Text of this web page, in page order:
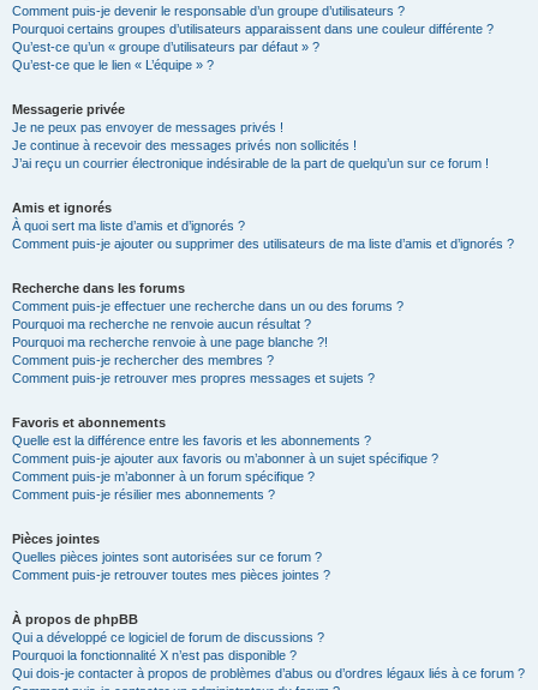
Comment puis-je devenir le responsable d’un groupe d’utilisateurs ?
Pourquoi certains groupes d’utilisateurs apparaissent dans une couleur différente ?
Qu’est-ce qu’un « groupe d’utilisateurs par défaut » ?
Qu’est-ce que le lien « L’équipe » ?
Messagerie privée
Je ne peux pas envoyer de messages privés !
Je continue à recevoir des messages privés non sollicités !
J’ai reçu un courrier électronique indésirable de la part de quelqu’un sur ce forum !
Amis et ignorés
À quoi sert ma liste d’amis et d’ignorés ?
Comment puis-je ajouter ou supprimer des utilisateurs de ma liste d’amis et d’ignorés ?
Recherche dans les forums
Comment puis-je effectuer une recherche dans un ou des forums ?
Pourquoi ma recherche ne renvoie aucun résultat ?
Pourquoi ma recherche renvoie à une page blanche ?!
Comment puis-je rechercher des membres ?
Comment puis-je retrouver mes propres messages et sujets ?
Favoris et abonnements
Quelle est la différence entre les favoris et les abonnements ?
Comment puis-je ajouter aux favoris ou m’abonner à un sujet spécifique ?
Comment puis-je m’abonner à un forum spécifique ?
Comment puis-je résilier mes abonnements ?
Pièces jointes
Quelles pièces jointes sont autorisées sur ce forum ?
Comment puis-je retrouver toutes mes pièces jointes ?
À propos de phpBB
Qui a développé ce logiciel de forum de discussions ?
Pourquoi la fonctionnalité X n’est pas disponible ?
Qui dois-je contacter à propos de problèmes d’abus ou d’ordres légaux liés à ce forum ?